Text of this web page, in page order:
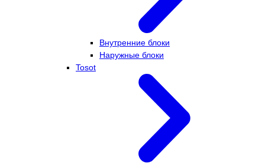
Внутренние блоки
Наружные блоки
Tosot